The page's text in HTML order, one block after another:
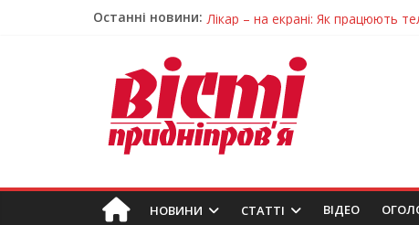
Останні новини: Лікар – на екрані: Як працюють
Пошуки тривають: на
Ветерани Дніпропетровщини
Говорити про воду без паніки:
НОВИНИ СТАТТІ ВIДЕО